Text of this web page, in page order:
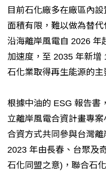
目前石化廠多在廠區內
面積有限，難以做為替
沿海離岸風電自 2026 年
加速度，至 2035 年新增
石化業取得再生能源的主
根據中油的 ESG 報告書
立離岸風電合資計畫專
合資方式共同參與台灣
2023 年由長春、台聚及
石化同盟之意)，聯合石